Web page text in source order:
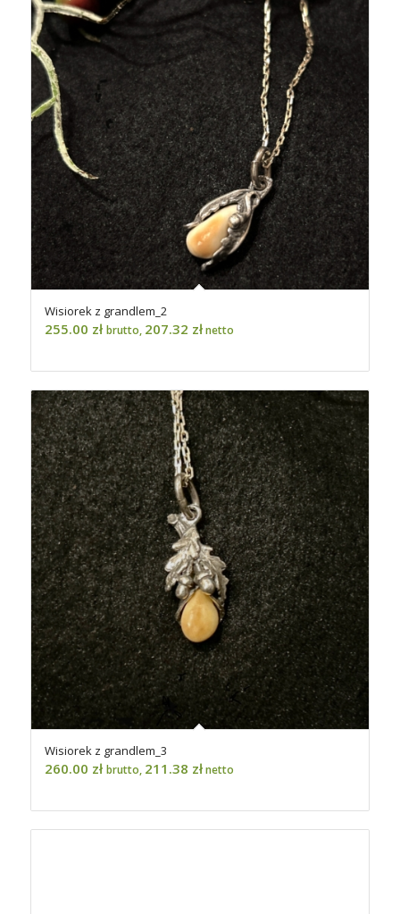
Wisiorek z grandlem_2
255.00 zł brutto, 207.32 złnetto
Wisiorek z grandlem_3
260.00 zł brutto, 211.38 złnetto